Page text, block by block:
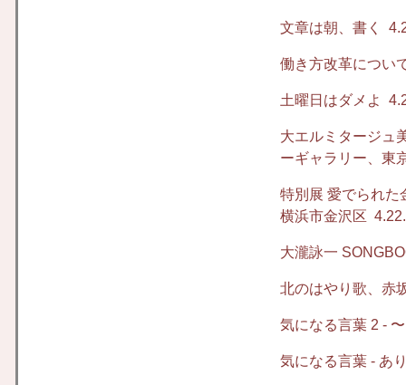
文章は朝、書く
働き方改革につい
土曜日はダメよ
大エルミタージュ
ーギャラリー、東
特別展 愛でられ
横浜市金沢区
大瀧詠一
北のはやり歌、赤
気になる言葉 2 -
気になる言葉 - あ